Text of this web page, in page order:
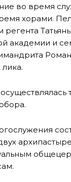
во время
хорами.
регента
академии и